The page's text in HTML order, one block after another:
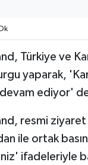
Türkiye ve
yaparak,
ediyor'
resmi
ile ortak
ifadeleriyle